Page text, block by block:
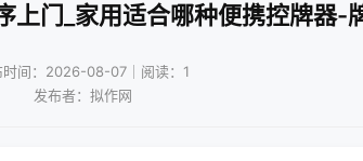
上门_家用适合哪种便携控牌器-
时间：2026-08-07｜阅读：1
发布者：拟作网